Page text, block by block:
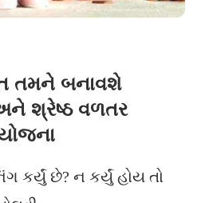
તમને બનાવશે
શ્રેષ્ઠ વળતર
કર્યું છે? ન કર્યું હોય તો